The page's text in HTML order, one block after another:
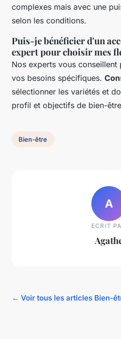
complexes mais avec une
selon les conditions.
Puis-je bénéficier d'un
expert pour choisir mes
Nos experts vous conseillent
vos besoins spécifiques.
sélectionner les variétés et
profil et objectifs de bien-
Bien-être
A
ECRIT
← Voir tous les articles Bien-